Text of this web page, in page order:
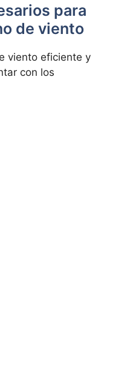
para
de viento
viento eficiente y
con los